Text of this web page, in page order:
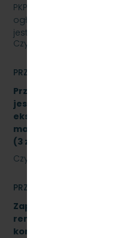
PKP SZYBKA KOLEJ
ogłasza przetarg
jest zakup i
Czytaj dalej
PRZETARGI
Przetarg
jest sukcesywna
eksploatacyjnych do
materiałów
(3 zadania) znak
Czytaj dalej
PRZETARGI
Zapytanie ofertowe
remontowych
konferencyjnej w